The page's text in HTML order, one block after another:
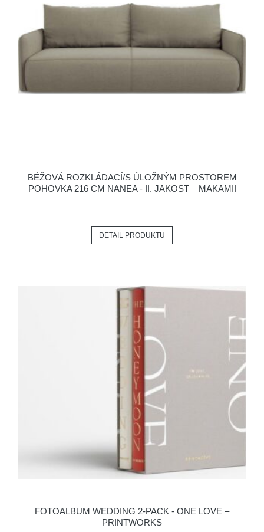
BÉŽOVÁ ROZKLÁDACÍ/S ÚLOŽNÝM PROSTOREM
POHOVKA 216 CM NANEA - II. JAKOST – MAKAMII
DETAIL PRODUKTU
FOTOALBUM WEDDING 2-PACK - ONE LOVE –
PRINTWORKS